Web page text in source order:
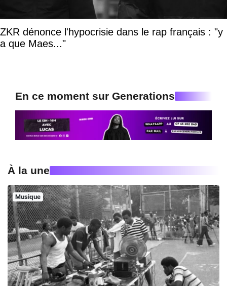
ZKR dénonce l'hypocrisie dans le rap français : "y
a que Maes..."
En ce moment sur Generations
À la une
Musique